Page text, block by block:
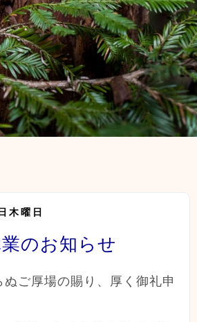
木曜日
のお知らせ
ご厚場の賜り、厚く御礼申